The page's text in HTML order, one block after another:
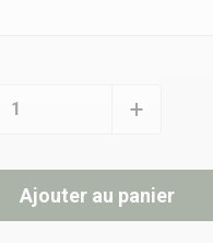
Ajouter au panier